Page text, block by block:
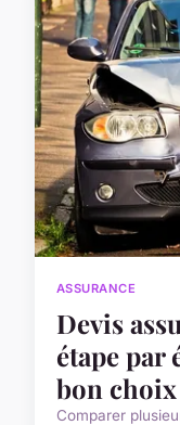
ASSURANCE
Devis
étape par
bon choix
Comparer